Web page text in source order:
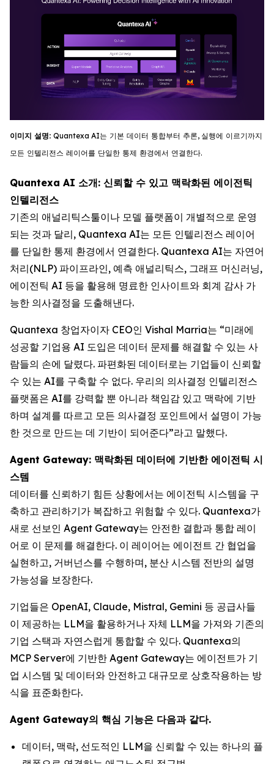
이미지 설명: Quantexa AI는 기본 데이터 통합부터 추론, 실행에 이르기까지
모든 인텔리전스 레이어를 단일한 통제 환경에서 연결한다.
Quantexa AI 소개: 신뢰할 수 있고 맥락화된 에이전틱
인텔리전스
기존의 애널리틱스툴이나 모델 플랫폼이 개별적으로 운영
되는 것과 달리, Quantexa AI는 모든 인텔리전스 레이어
를 단일한 통제 환경에서 연결한다. Quantexa AI는 자연어
처리(NLP) 파이프라인, 예측 애널리틱스, 그래프 머신러닝,
에이전틱 AI 등을 활용해 명료한 인사이트와 회계 감사 가
능한 의사결정을 도출해낸다.
Quantexa 창업자이자 CEO인 Vishal Marria는 “미래에
성공할 기업용 AI 도입은 데이터 문제를 해결할 수 있는 사
람들의 손에 달렸다. 파편화된 데이터로는 기업들이 신뢰할
수 있는 AI를 구축할 수 없다. 우리의 의사결정 인텔리전스
플랫폼은 AI를 강력할 뿐 아니라 책임감 있고 맥락에 기반
하며 설계를 따르고 모든 의사결정 포인트에서 설명이 가능
한 것으로 만드는 데 기반이 되어준다”라고 말했다.
Agent Gateway: 맥락화된 데이터에 기반한 에이전틱 시
스템
데이터를 신뢰하기 힘든 상황에서는 에이전틱 시스템을 구
축하고 관리하기가 복잡하고 위험할 수 있다. Quantexa가
새로 선보인 Agent Gateway는 안전한 결합과 통합 레이
어로 이 문제를 해결한다. 이 레이어는 에이전트 간 협업을
실현하고, 거버넌스를 수행하며, 분산 시스템 전반의 설명
가능성을 보장한다.
기업들은 OpenAI, Claude, Mistral, Gemini 등 공급사들
이 제공하는 LLM을 활용하거나 자체 LLM을 가져와 기존의
기업 스택과 자연스럽게 통합할 수 있다. Quantexa의
MCP Server에 기반한 Agent Gateway는 에이전트가 기
업 시스템 및 데이터와 안전하고 대규모로 상호작용하는 방
식을 표준화한다.
Agent Gateway의 핵심 기능은 다음과 같다.
데이터, 맥락, 선도적인 LLM을 신뢰할 수 있는 하나의 플